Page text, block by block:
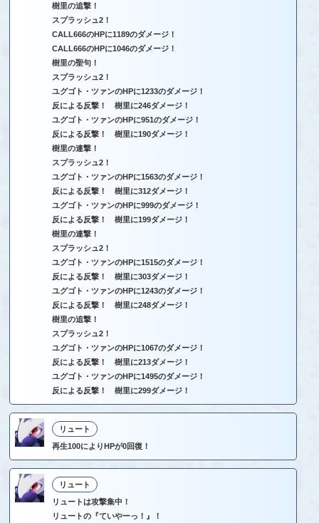
樹里の追撃！
スプラッシュ2！
CALL666のHPに1189のダメージ！
CALL666のHPに1046のダメージ！
樹里の聖句！
スプラッシュ2！
ユグゴト・ツァンのHPに1233のダメージ！
反による反撃！ 樹里に246ダメージ！
ユグゴト・ツァンのHPに951のダメージ！
反による反撃！ 樹里に190ダメージ！
樹里の連撃！
スプラッシュ2！
ユグゴト・ツァンのHPに1563のダメージ！
反による反撃！ 樹里に312ダメージ！
ユグゴト・ツァンのHPに999のダメージ！
反による反撃！ 樹里に199ダメージ！
樹里の連撃！
スプラッシュ2！
ユグゴト・ツァンのHPに1515のダメージ！
反による反撃！ 樹里に303ダメージ！
ユグゴト・ツァンのHPに1243のダメージ！
反による反撃！ 樹里に248ダメージ！
樹里の追撃！
スプラッシュ2！
ユグゴト・ツァンのHPに1067のダメージ！
反による反撃！ 樹里に213ダメージ！
ユグゴト・ツァンのHPに1495のダメージ！
反による反撃！ 樹里に299ダメージ！
リュート
再生100によりHPが0回復！
リュート
リュートは攻撃集中！
リュートの『ていやーっ！』！